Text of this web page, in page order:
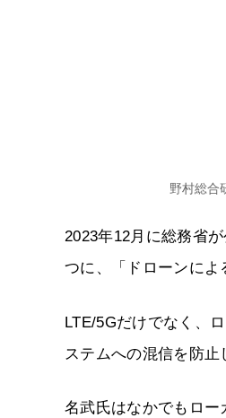
野村総合
2023年12月に総務省
つに、「ドローンによ
LTE/5Gだけでなく、
ステムへの混信を防
名武氏はなかでもロー